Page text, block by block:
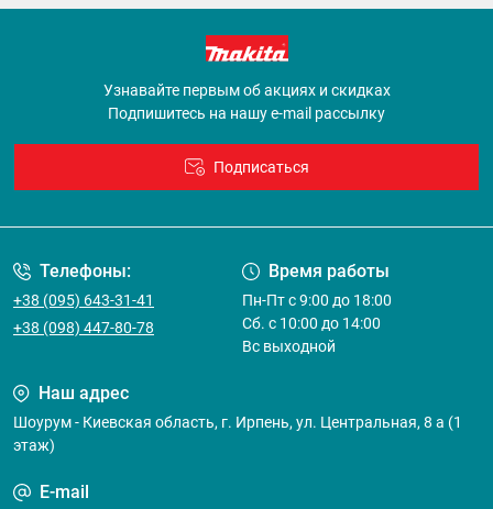
Узнавайте первым об акциях и скидках
Подпишитесь на нашу e-mail рассылку
Подписаться
Телефоны:
+38 (095) 643-31-41
+38 (098) 447-80-78
Время работы
Пн-Пт с 9:00 до 18:00
Сб. с 10:00 до 14:00
Вс выходной
Наш адрес
Шоурум - Киевская область, г. Ирпень, ул. Центральная, 8 а (1
этаж)
E-mail